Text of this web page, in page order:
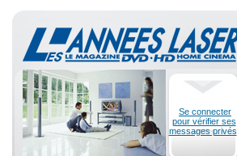
Se connecter
pour vérifier ses
messages privés